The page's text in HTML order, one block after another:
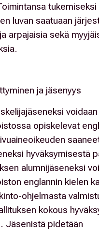
luvan saatuaan
arpajaisia sekä
ja jäsenyys
opiskelevat
hyväksymisestä
alumnijäseneksi
englannin kielen
ohjelmasta
kokous
Jäsenistä pidetään